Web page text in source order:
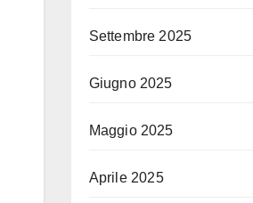
Settembre 2025
Giugno 2025
Maggio 2025
Aprile 2025